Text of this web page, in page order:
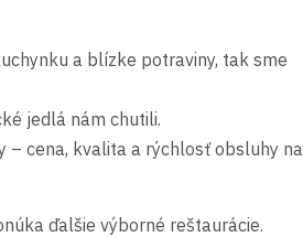
a blízke potraviny, tak sme
jedlá nám chutili.
– cena, kvalita a rýchlosť obsluhy na
ďalšie výborné reštaurácie.